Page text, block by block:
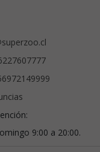
9:00 a 20:00.